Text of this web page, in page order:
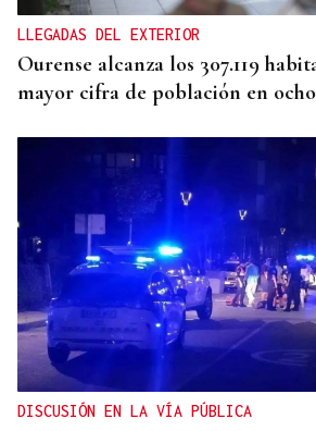
LLEGADAS DEL EXTERIOR
Ourense alcanza los 307.119
mayor cifra de población en
DISCUSIÓN EN LA VÍA PÚBLICA